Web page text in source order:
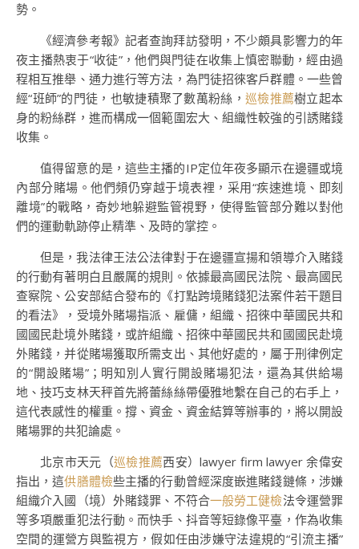
勢。
《經濟參考報》記者查詢拜訪發明，不少頗具影響力的年
夜主播熱衷于“收徒”，他們與門徒在收集上慎密聯動，經由過
程相互推舉、通力進行等方法，為門徒招徠客戶群體。一些曾
經“班師”的門徒，也敏捷積聚了數萬粉絲， 巡檢推薦樹立起本
身的粉絲群，進而構成一個範圍宏大、組織性較強的引誘賭錢
收集。
值得留意的是，這些主播的IP定位年夜多顯示在邊疆或境
內部分賭場。他們頻仍穿越于境表裡，采用“疾速進境、即刻
離境”的戰略，奇妙地躲避監管視野，使得監管部分難以對他
們的運動軌跡停止精準、及時的掌控。
但是，我法律王法公法律對于在邊疆宣揚和領導介入賭錢
的行動有著明白且嚴厲的規則。依據最高國民法院、最高國民
查察院、公安部結合發布的《打點跨境賭錢犯法案件若干題目
的看法》，受境外賭場指派、雇傭，組織、招徠中華國民共和
國國民赴境外賭錢，或許組織、招徠中華國民共和國國民赴境
外賭錢，并從賭場獲取所需支出、其他好處的，屬于刑律例定
的“開設賭場”；明知別人實行開設賭場犯法，還為其供給場
地、技巧支林天秤首先將蕾絲絲帶優雅地繫在自己的右手上，
這代表感性的權重。撐、資金、資金結算等辦事的，將以開設
賭場罪的共犯論處。
北京市天元（巡檢推薦西安）lawyer firm lawyer 余偉安
指出，這供膳體檢些主播的行動曾經深度嵌進賭錢鏈條，涉嫌
組織介入國（境）外賭錢罪、不符合一般勞工健檢法令運營罪
等多項嚴重犯法行動。而快手、抖音等短錄像平臺，作為收集
空間的運營方與監視方，假如任由涉嫌守法違規的“引流主播”